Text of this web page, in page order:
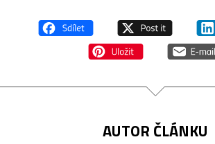
AUTOR ČLÁNKU